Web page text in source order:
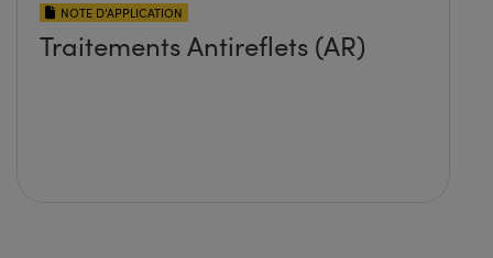
NOTE D’APPLICATION
Traitements Antireflets (AR)